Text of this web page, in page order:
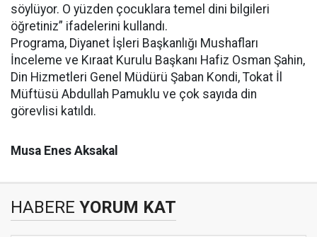
söylüyor. O yüzden çocuklara temel dini bilgileri
öğretiniz” ifadelerini kullandı.
Programa, Diyanet İşleri Başkanlığı Mushafları
İnceleme ve Kıraat Kurulu Başkanı Hafiz Osman Şahin,
Din Hizmetleri Genel Müdürü Şaban Kondi, Tokat İl
Müftüsü Abdullah Pamuklu ve çok sayıda din
görevlisi katıldı.
Musa Enes Aksakal
HABERE YORUM KAT